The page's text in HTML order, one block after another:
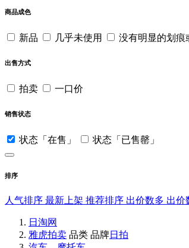
商品成色
新品 几乎未使用 没有明显的划痕
出售方式
拍卖 一口价
销售状态
状态「在售」 状态「已售罄」
排序
人气排序 最新上架 推荐排序 出价数多 出价
日淘网
雅虎拍卖 品类 品牌日拍